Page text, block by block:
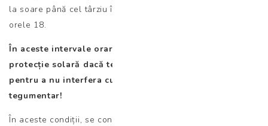
la soare până cel târziu în ora 10 dimineața, respectiv după
orele 18.
În aceste intervale orare nu este necesară crema de
protecție solară dacă temperatura nu depășește 26
pentru a nu interfera cu sinteza vitaminei D la nivel
tegumentar!
În aceste condiții, se consideră că o expunere de 10-15